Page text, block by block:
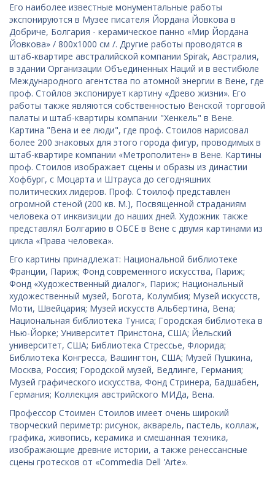
Его наиболее известные монументальные работы
экспонируются в Музее писателя Йордана Йовкова в
Добриче, Болгария - керамическое панно «Мир Йордана
Йовкова» / 800х1000 см /. Другие работы проводятся в
штаб-квартире австралийской компании Spirak, Австралия,
в здании Организации Объединенных Наций и в вестибюле
Международного агентства по атомной энергии в Вене, где
проф. Стойлов экспонирует картину «Древо жизни». Его
работы также являются собственностью Венской торговой
палаты и штаб-квартиры компании "Хенкель" в Вене.
Картина "Вена и ее люди", где проф. Стоилов нарисовал
более 200 знаковых для этого города фигур, проводимых в
штаб-квартире компании «Метрополитен» в Вене. Картины
проф. Стоилов изображает сцены и образы из династии
Хофбург, с Моцарта и Штрауса до сегодняшних
политических лидеров. Проф. Стоилоф представлен
огромной стеной (200 кв. М.), Посвященной страданиям
человека от инквизиции до наших дней. Художник также
представлял Болгарию в ОБСЕ в Вене с двумя картинами из
цикла «Права человека».
Его картины принадлежат: Национальной библиотеке
Франции, Париж; Фонд современного искусства, Париж;
Фонд «Художественный диалог», Париж; Национальный
художественный музей, Богота, Колумбия; Музей искусств,
Моти, Швейцария; Музей искусств Альбертина, Вена;
Национальная библиотека Туниса; Городская библиотека в
Нью-Йорке; Университет Принстона, США; Йельский
университет, США; Библиотека Стрессье, Флорида;
Библиотека Конгресса, Вашингтон, США; Музей Пушкина,
Москва, Россия; Городской музей, Ведлинге, Германия;
Музей графического искусства, Фонд Стринера, Бадшабен,
Германия; Коллекция австрийского МИДа, Вена.
Профессор Стоимен Стоилов имеет очень широкий
творческий периметр: рисунок, акварель, пастель, коллаж,
графика, живопись, керамика и смешанная техника,
изображающие древние истории, а также ренессансные
сцены гротесков от «Commedia Dell 'Arte».